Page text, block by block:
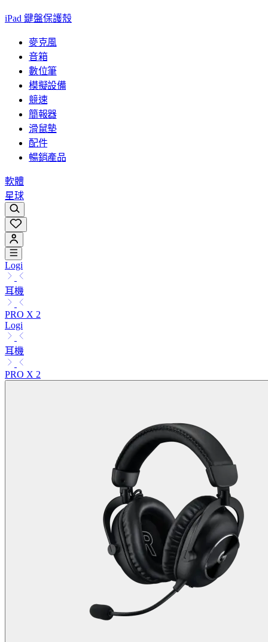
iPad 鍵盤保護殼
麥克風
音箱
數位筆
模擬設備
競速
簡報器
滑鼠墊
配件
暢銷產品
軟體
星球
Logi
耳機
PRO X 2
Logi
耳機
PRO X 2